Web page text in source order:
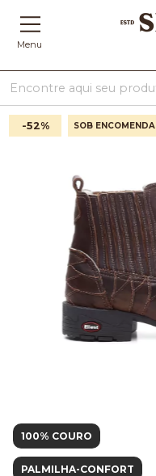
Menu
-52% SOB ENCOMENDA
100% COURO
PALMILHA-CONFORT